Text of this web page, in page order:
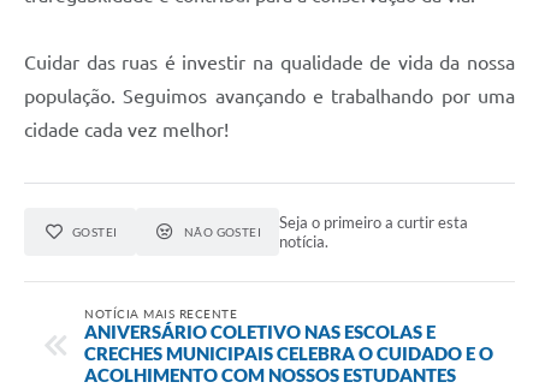
Cuidar das ruas é investir na qualidade de vida da nossa
população. Seguimos avançando e trabalhando por uma
cidade cada vez melhor!
GOSTEI NÃO GOSTEI
Seja o primeiro a curtir esta
notícia.
NOTÍCIA MAIS RECENTE
ANIVERSÁRIO COLETIVO NAS ESCOLAS E
CRECHES MUNICIPAIS CELEBRA O CUIDADO E O
ACOLHIMENTO COM NOSSOS ESTUDANTES